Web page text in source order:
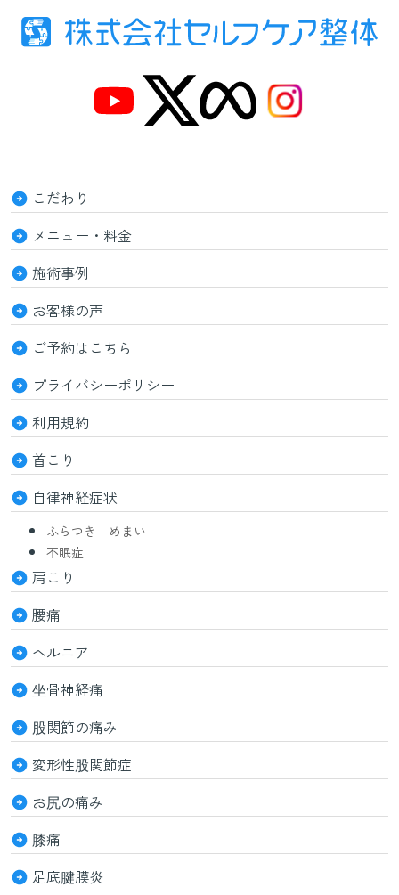
こだわり
メニュー・料金
施術事例
お客様の声
ご予約はこちら
プライバシーポリシー
利用規約
首こり
自律神経症状
ふらつき めまい
不眠症
肩こり
腰痛
ヘルニア
坐骨神経痛
股関節の痛み
変形性股関節症
お尻の痛み
膝痛
足底腱膜炎